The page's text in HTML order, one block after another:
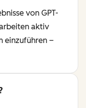
von GPT-
aktiv
einzuführen –